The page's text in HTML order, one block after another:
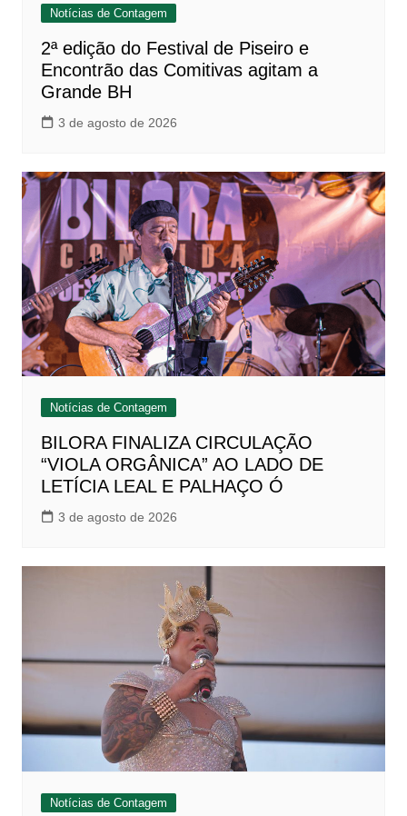
Notícias de Contagem
2ª edição do Festival de Piseiro e
Encontrão das Comitivas agitam a
Grande BH
3 de agosto de 2026
Notícias de Contagem
BILORA FINALIZA CIRCULAÇÃO
“VIOLA ORGÂNICA” AO LADO DE
LETÍCIA LEAL E PALHAÇO Ó
3 de agosto de 2026
Notícias de Contagem